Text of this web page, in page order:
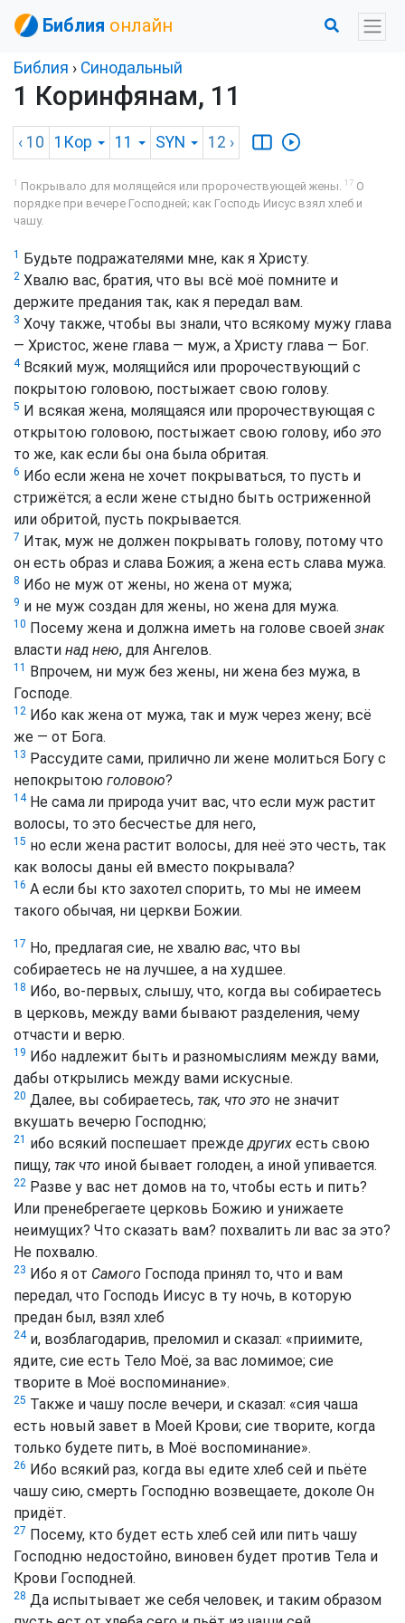
Библия онлайн
Библия › Синодальный
1 Коринфянам, 11
‹ 10 1Кор 11 SYN 12 ›
1 Покрывало для молящейся или пророчествующей жены. 17 О
порядке при вечере Господней; как Господь Иисус взял хлеб и
чашу.
1 Будьте подражателями мне, как я Христу.
2 Хвалю вас, братия, что вы всё моё помните и
держите предания так, как я передал вам.
3 Хочу также, чтобы вы знали, что всякому мужу глава
— Христос, жене глава — муж, а Христу глава — Бог.
4Всякий муж, молящийся или пророчествующий с
покрытою головою, постыжает свою голову.
5 И всякая жена, молящаяся или пророчествующая с
открытою головою, постыжает свою голову, ибо это
то же, как если бы она была обритая.
6 Ибо если жена не хочет покрываться, то пусть и
стрижётся; а если жене стыдно быть остриженной
или обритой, пусть покрывается.
7 Итак, муж не должен покрывать голову, потому что
он есть образ и слава Божия; а жена есть слава мужа.
8 Ибо не муж от жены, но жена от мужа;
9 и не муж создан для жены, но жена для мужа.
10 Посему жена и должна иметь на голове своей знак
власти над нею, для Ангелов.
11 Впрочем, ни муж без жены, ни жена без мужа, в
Господе.
12 Ибо как жена от мужа, так и муж через жену; всё
же — от Бога.
13 Рассудите сами, прилично ли жене молиться Богу с
непокрытою головою?
14Не сама ли природа учит вас, что если муж растит
волосы, то это бесчестье для него,
15 но если жена растит волосы, для неё это честь, так
как волосы даны ей вместо покрывала?
16 А если бы кто захотел спорить, то мы не имеем
такого обычая, ни церкви Божии.
17 Но, предлагая сие, не хвалю вас, что вы
собираетесь не на лучшее, а на худшее.
18 Ибо, во-первых, слышу, что, когда вы собираетесь
в церковь, между вами бывают разделения, чему
отчасти и верю.
19 Ибо надлежит быть и разномыслиям между вами,
дабы открылись между вами искусные.
20 Далее, вы собираетесь, так, что это не значит
вкушать вечерю Господню;
21 ибо всякий поспешает преждедругих есть свою
пищу, так что иной бывает голоден, а иной упивается.
22 Разве у вас нет домов на то, чтобы есть и пить?
Или пренебрегаете церковь Божию и унижаете
неимущих? Что сказать вам? похвалить ли вас за это?
Не похвалю.
23 Ибо я от Самого Господа принял то, что и вам
передал, что Господь Иисус в ту ночь, в которую
предан был, взял хлеб
24и, возблагодарив, преломил и сказал: «приимите,
ядите, сие есть Тело Моё, за вас ломимое; сие
творите в Моё воспоминание».
25 Также и чашу после вечери, и сказал: «сия чаша
есть новый завет в Моей Крови; сие творите, когда
только будете пить, в Моё воспоминание».
26 Ибо всякий раз, когда вы едите хлеб сей и пьёте
чашу сию, смерть Господню возвещаете, доколе Он
придёт.
27 Посему, кто будет есть хлеб сей или пить чашу
Господню недостойно, виновен будет против Тела и
Крови Господней.
28 Да испытывает же себя человек, и таким образом